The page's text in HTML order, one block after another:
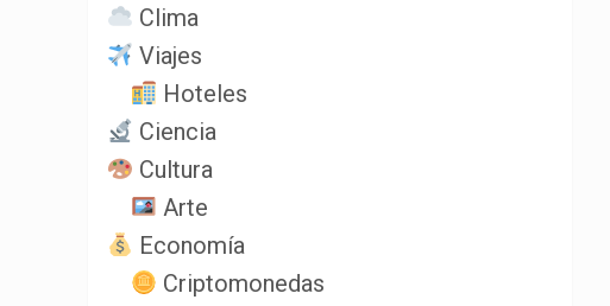
Clima
Viajes
Hoteles
Ciencia
Cultura
Arte
Economía
Criptomonedas